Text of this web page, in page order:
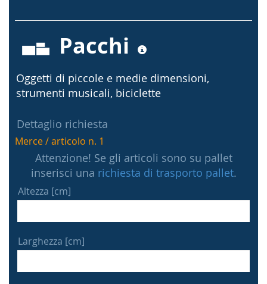
Pacchi
Oggetti di piccole e medie dimensioni,
strumenti musicali, biciclette
Dettaglio richiesta
Merce / articolo n. 1
Attenzione! Se gli articoli sono su pallet
inserisci una richiesta di trasporto pallet.
Altezza [cm]
Larghezza [cm]